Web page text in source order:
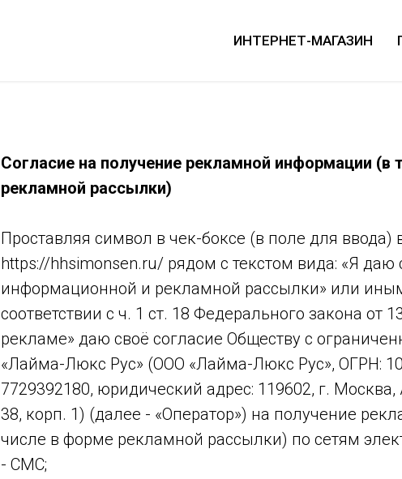
ИНТЕРНЕТ-МАГАЗИН
Согласие на получение рекламной информации (в
рекламной рассылки)
Проставляя символ в чек-боксе (в поле для ввода)
https://hhsimonsen.ru/ рядом с текстом вида: «Я даю
информационной и рекламной рассылки» или
соответствии с ч. 1 ст. 18 Федерального закона от
рекламе» даю своё согласие Обществу с
«Лайма-Люкс Рус» (ООО «Лайма-Люкс Рус», ОГРН:
7729392180, юридический адрес: 119602, г.
38, корп. 1) (далее - «Оператор») на получение
числе в форме рекламной рассылки) по сетям
- СМС;